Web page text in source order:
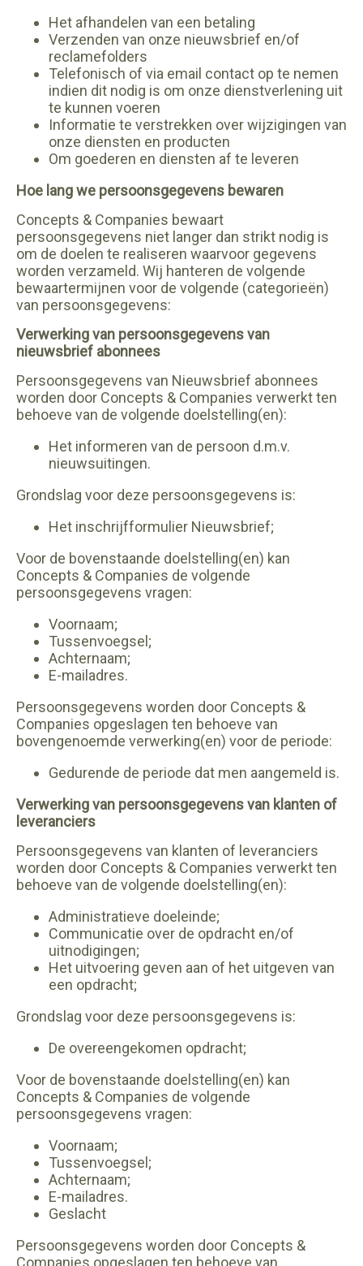
Het afhandelen van een betaling
Verzenden van onze nieuwsbrief en/of
reclamefolders
Telefonisch of via email contact op te nemen
indien dit nodig is om onze dienstverlening uit
te kunnen voeren
Informatie te verstrekken over wijzigingen van
onze diensten en producten
Om goederen en diensten af te leveren
Hoe lang we persoonsgegevens bewaren
Concepts & Companies bewaart
persoonsgegevens niet langer dan strikt nodig is
om de doelen te realiseren waarvoor gegevens
worden verzameld. Wij hanteren de volgende
bewaartermijnen voor de volgende (categorieën)
van persoonsgegevens:
Verwerking van persoonsgegevens van
nieuwsbrief abonnees
Persoonsgegevens van Nieuwsbrief abonnees
worden door Concepts & Companies verwerkt ten
behoeve van de volgende doelstelling(en):
Het informeren van de persoon d.m.v.
nieuwsuitingen.
Grondslag voor deze persoonsgegevens is:
Het inschrijfformulier Nieuwsbrief;
Voor de bovenstaande doelstelling(en) kan
Concepts & Companies de volgende
persoonsgegevens vragen:
Voornaam;
Tussenvoegsel;
Achternaam;
E-mailadres.
Persoonsgegevens worden door Concepts &
Companies opgeslagen ten behoeve van
bovengenoemde verwerking(en) voor de periode:
Gedurende de periode dat men aangemeld is.
Verwerking van persoonsgegevens van klanten of
leveranciers
Persoonsgegevens van klanten of leveranciers
worden door Concepts & Companies verwerkt ten
behoeve van de volgende doelstelling(en):
Administratieve doeleinde;
Communicatie over de opdracht en/of
uitnodigingen;
Het uitvoering geven aan of het uitgeven van
een opdracht;
Grondslag voor deze persoonsgegevens is:
De overeengekomen opdracht;
Voor de bovenstaande doelstelling(en) kan
Concepts & Companies de volgende
persoonsgegevens vragen:
Voornaam;
Tussenvoegsel;
Achternaam;
E-mailadres.
Geslacht
Persoonsgegevens worden door Concepts &
Companies opgeslagen ten behoeve van